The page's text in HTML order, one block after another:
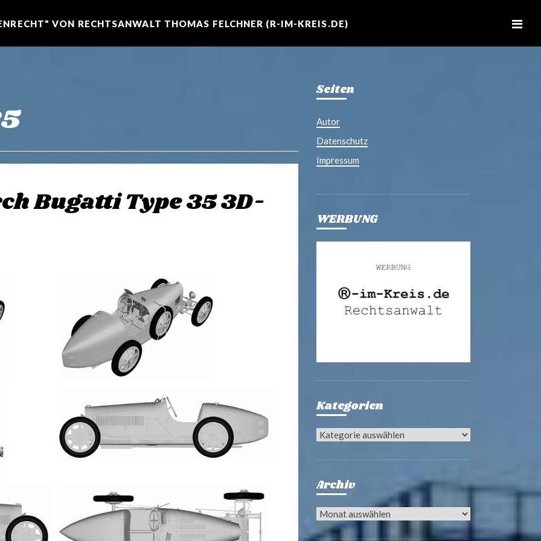
VON RECHTSANWALT THOMAS FELCHNER (R-IM-KREIS.DE)
Bugatti Type 35 3D-
Seiten
Autor
Datenschutz
Impressum
WERBUNG
Kategorien
Kategorien
Archiv
Archiv